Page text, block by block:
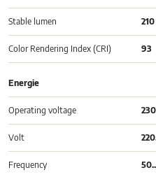
Stable lumen
Color Rendering Index (CRI) 93
Energie
Operating voltage
Volt
Frequency